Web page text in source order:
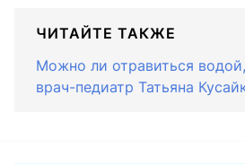
ЧИТАЙТЕ ТАКЖЕ
Можно ли отравиться
врач-педиатр Татьяна